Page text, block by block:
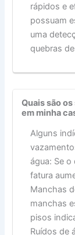
rápidos e
possuam
uma
quebras
Quais são
em minha
Alguns
água: Se
fatura
Manchas
manchas
pisos
Ruídos de